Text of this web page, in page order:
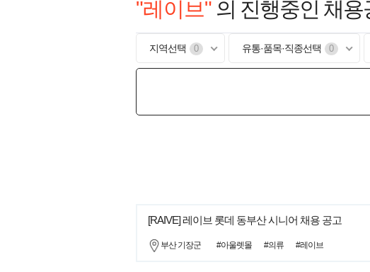
"레이브" 의 진행중인 채용
지역선택 0 유통·품목·직종선택 0
[RAIVE] 레이브 롯데 동부산 시니어 채용 공고
부산 기장군 #아울렛몰 #의류 #레이브